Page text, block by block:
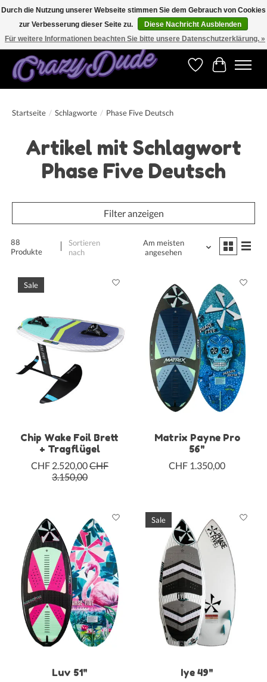
Versandkostenfrei bestellen ab CHF 200.00 in der Schweiz und ab EUR 250.00 in den
meisten Ländern weltweit.
Wunschzettel
Ihr
Startseite / Schlagworte / Phase Five Deutsch
Artikel mit Schlagwort
Phase Five Deutsch
Filter anzeigen
88
Produkte
Sortieren
nach
Am meisten
angesehen
Sale
Chip Wake Foil Brett
+ Tragflügel
CHF 2.520,00CHF
3.150,00
Matrix Payne Pro
56"
CHF 1.350,00
Luv 51"
Sale
Iye 49"
Durch die Nutzung unserer Webseite stimmen Sie dem Gebrauch von Cookies
zur Verbesserung dieser Seite zu.
Diese Nachricht Ausblenden
Für weitere Informationen beachten Sie bitte unsere Datenschutzerklärung. »